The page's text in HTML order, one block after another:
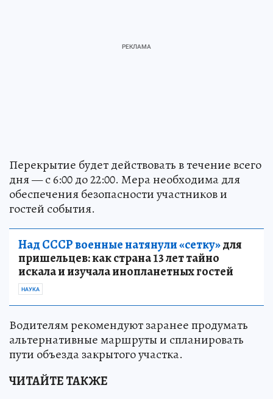
Перекрытие будет действовать в течение всего
дня — с 6:00 до 22:00. Мера необходима для
обеспечения безопасности участников и
гостей события.
Над СССР военные натянули «сетку»для
пришельцев: как страна 13 лет тайно
искала и изучала инопланетных гостей
НАУКА
Водителям рекомендуют заранее продумать
альтернативные маршруты и спланировать
пути объезда закрытого участка.
ЧИТАЙТЕ ТАКЖЕ